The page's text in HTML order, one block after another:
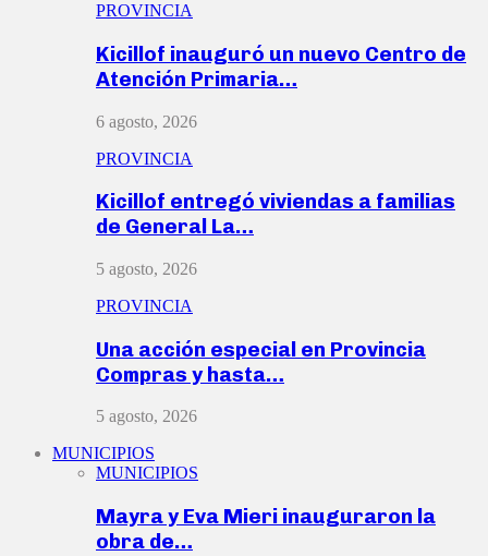
PROVINCIA
Kicillof inauguró un nuevo Centro de
Atención Primaria…
6 agosto, 2026
PROVINCIA
Kicillof entregó viviendas a familias
de General La…
5 agosto, 2026
PROVINCIA
Una acción especial en Provincia
Compras y hasta…
5 agosto, 2026
MUNICIPIOS
MUNICIPIOS
Mayra y Eva Mieri inauguraron la
obra de…